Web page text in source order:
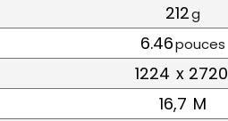
212g
6.46pouces
1224 x 2720
16,7 M